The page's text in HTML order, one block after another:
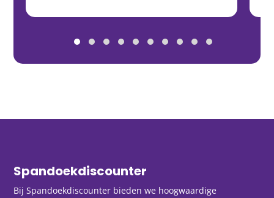
Spandoekdiscounter
Bij Spandoekdiscounter bieden we hoogwaardige